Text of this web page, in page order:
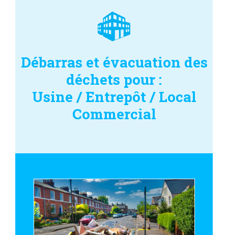
Débarras et évacuation des
déchets pour :
Usine / Entrepôt / Local
Commercial